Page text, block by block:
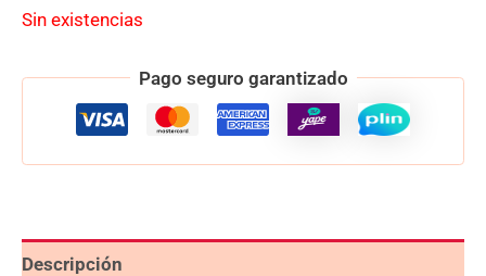
Sin existencias
Pago seguro garantizado
Descripción